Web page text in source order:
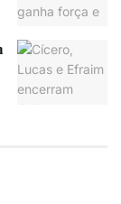
faz o
“postura